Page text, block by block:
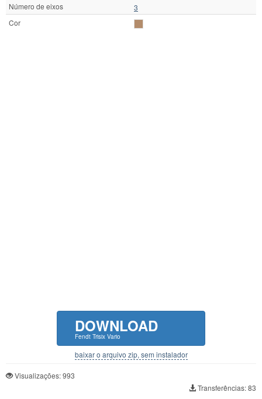
Número de eixos
3
Cor
DOWNLOAD
Fendt Trisix Vario
baixar o arquivo zip, sem instalador
Visualizações: 993
Transferências: 83